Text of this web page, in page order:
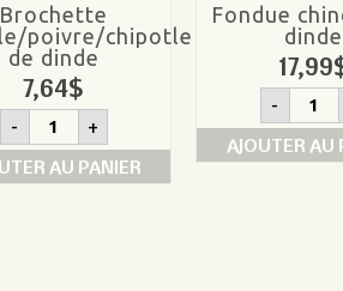
Brochette
poivre/chipotle
de dinde
7,64$
- quantité
de
Brochette
érable/poivre/chipotle
+
AU PANIER
Fondue
dinde
17,99
- de
AJOUTER AU